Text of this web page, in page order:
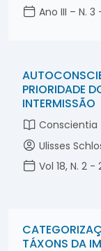
Ano III – N.
PRIORIDADE
INTERMISSÃO
Conscientia
Ulisses
Vol 18, N. 2
TÁXONS DA